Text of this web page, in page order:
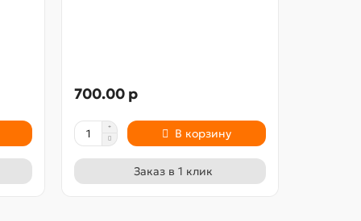
700.00 р
В корзину
Заказ в 1 клик